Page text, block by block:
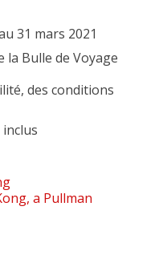
31 mars 2021
la Bulle de Voyage
des conditions
a Pullman